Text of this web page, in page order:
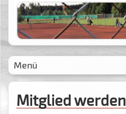
Menü
Mitglied werden